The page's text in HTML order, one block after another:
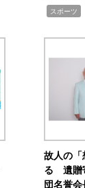
スポーツ
故人の「
る 遺贈
団名誉会